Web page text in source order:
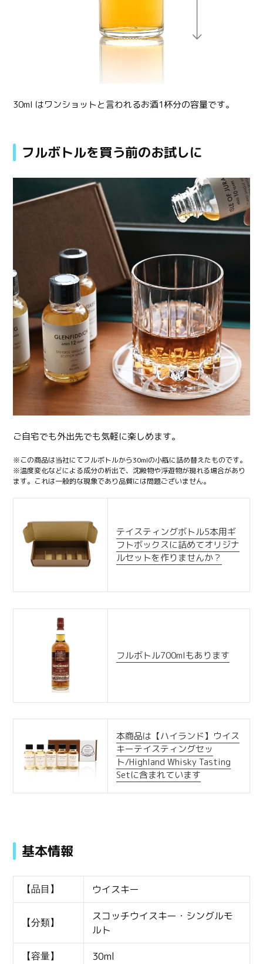
30ml はワンショットと言われるお酒1杯分の容量です。
フルボトルを買う前のお試しに
ご自宅でも外出先でも気軽に楽しめます。
※この商品は当社にてフルボトルから30mlの小瓶に詰め替えたものです。
※温度変化などによる成分の析出で、沈殿物や浮遊物が現れる場合があり
ます。これは一般的な現象であり品質には問題ございません。
テイスティングボトル5本用ギ
フトボックスに詰めてオリジナ
ルセットを作りませんか？
フルボトル700mlもあります
本商品は【ハイランド】ウイス
キーテイスティングセッ
ト/Highland Whisky Tasting
Setに含まれています
基本情報
【品目】 ウイスキー
【分類】
スコッチウイスキー・シングルモ
ルト
【容量】 30ml